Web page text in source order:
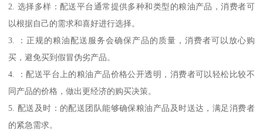
2. 选择多样：配送平台通常提供多种和类型的粮油产品，消费者可
以根据自己的需求和喜好进行选择。
3. ：正规的粮油配送服务会确保产品的质量，消费者可以放心购
买，避免买到假冒伪劣产品。
4. ：配送平台上的粮油产品价格公开透明，消费者可以轻松比较不
同产品的价格，做出更经济的购买决策。
5. 配送及时：的配送团队能够确保粮油产品及时送达，满足消费者
的紧急需求。